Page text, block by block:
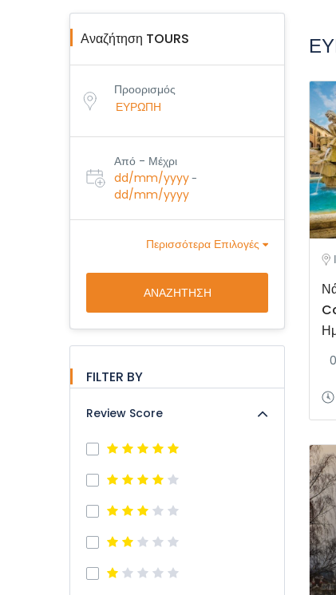
Αναζήτηση TOURS
Προορισμός
Από - Μέχρι
dd/mm/yyyy-
dd/mm/yyyy
Περισσότερα Επιλογές
ΑΝΑΖΉΤΗΣΗ
FILTER BY
Review Score